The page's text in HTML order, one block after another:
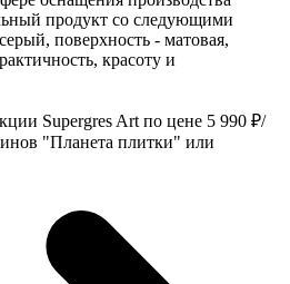
продукт со следующими
поверхность - матовая,
красоту и
Supergres Art по цене 5 990 ₽/
"Планета плитки" или